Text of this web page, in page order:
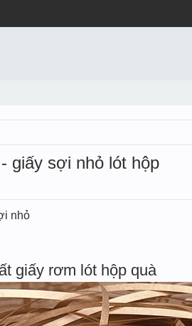
giấy sợi nhỏ lót hộp
nhỏ
giấy rơm lót hộp quà